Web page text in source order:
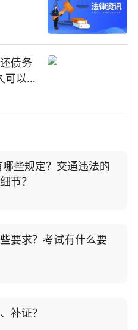
债务
可以
些规定？交通违法的
节？
要求？考试有什么要
补证？